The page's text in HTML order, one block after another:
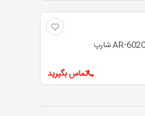
تماس بگیرید